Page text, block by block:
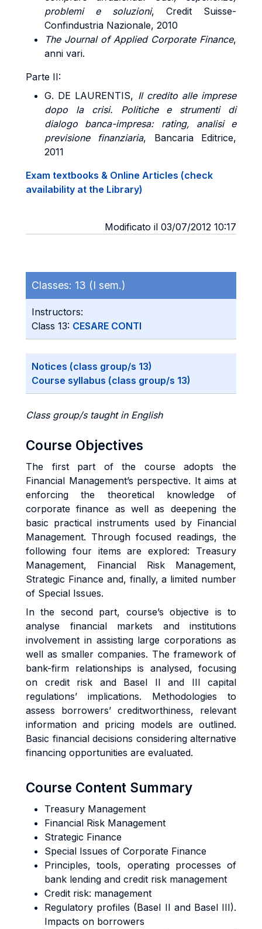
problemi e soluzioni, Credit Suisse-
Confindustria Nazionale, 2010
The Journal of Applied Corporate Finance,
anni vari.
Parte II:
G. DE LAURENTIS, Il credito alle imprese
dopo la crisi. Politiche e strumenti di
dialogo banca-impresa: rating, analisi e
previsione finanziaria, Bancaria Editrice,
2011
Exam textbooks & Online Articles (check
availability at the Library)
Modificato il 03/07/2012 10:17
Classes: 13 (I sem.)
Instructors:
Class 13: CESARE CONTI
Notices (class group/s 13)
Course syllabus (class group/s 13)
Class group/s taught in English
Course Objectives
The first part of the course adopts the
Financial Management’s perspective. It aims at
enforcing the theoretical knowledge of
corporate finance as well as deepening the
basic practical instruments used by Financial
Management. Through focused readings, the
following four items are explored: Treasury
Management, Financial Risk Management,
Strategic Finance and, finally, a limited number
of Special Issues.
In the second part, course’s objective is to
analyse financial markets and institutions
involvement in assisting large corporations as
well as smaller companies. The framework of
bank-firm relationships is analysed, focusing
on credit risk and Basel II and III capital
regulations’ implications. Methodologies to
assess borrowers’ creditworthiness, relevant
information and pricing models are outlined.
Basic financial decisions considering alternative
financing opportunities are evaluated.
Course Content Summary
Treasury Management
Financial Risk Management
Strategic Finance
Special Issues of Corporate Finance
Principles, tools, operating processes of
bank lending and credit risk management
Credit risk: management
Regulatory profiles (Basel II and Basel III).
Impacts on borrowers